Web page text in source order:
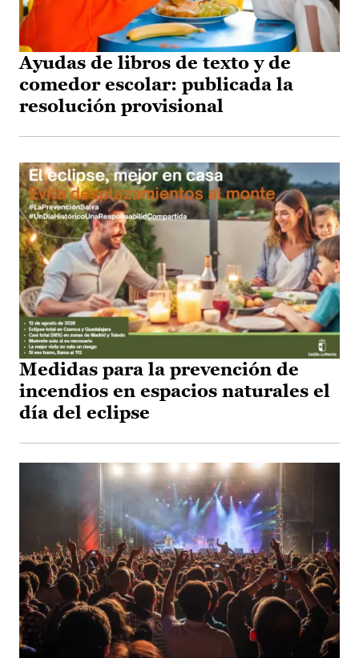
Ayudas de libros de texto y de
comedor escolar: publicada la
resolución provisional
Medidas para la prevención de
incendios en espacios naturales el
día del eclipse